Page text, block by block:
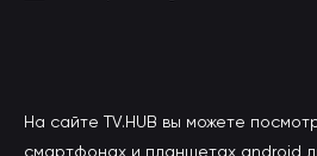
На сайте TV.HUB вы можете
смартфонах и планшетах android